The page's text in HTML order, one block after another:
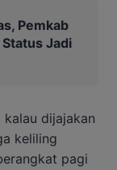
Pemkab
Jadi
dijajakan
keliling
pagi